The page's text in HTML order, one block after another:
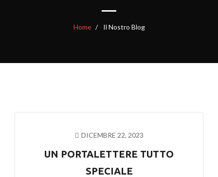
Home Il Nostro Blog
DICEMBRE 22, 2023
UN PORTALETTERE TUTTO
SPECIALE